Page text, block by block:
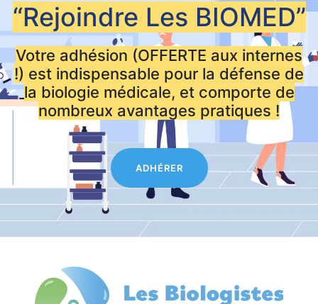
“Rejoindre Les BIOMED”
Votre adhésion (OFFERTE aux internes
!) est indispensable pour la défense de
la biologie médicale, et comporte de
nombreux avantages pratiques !
ADHÉRER